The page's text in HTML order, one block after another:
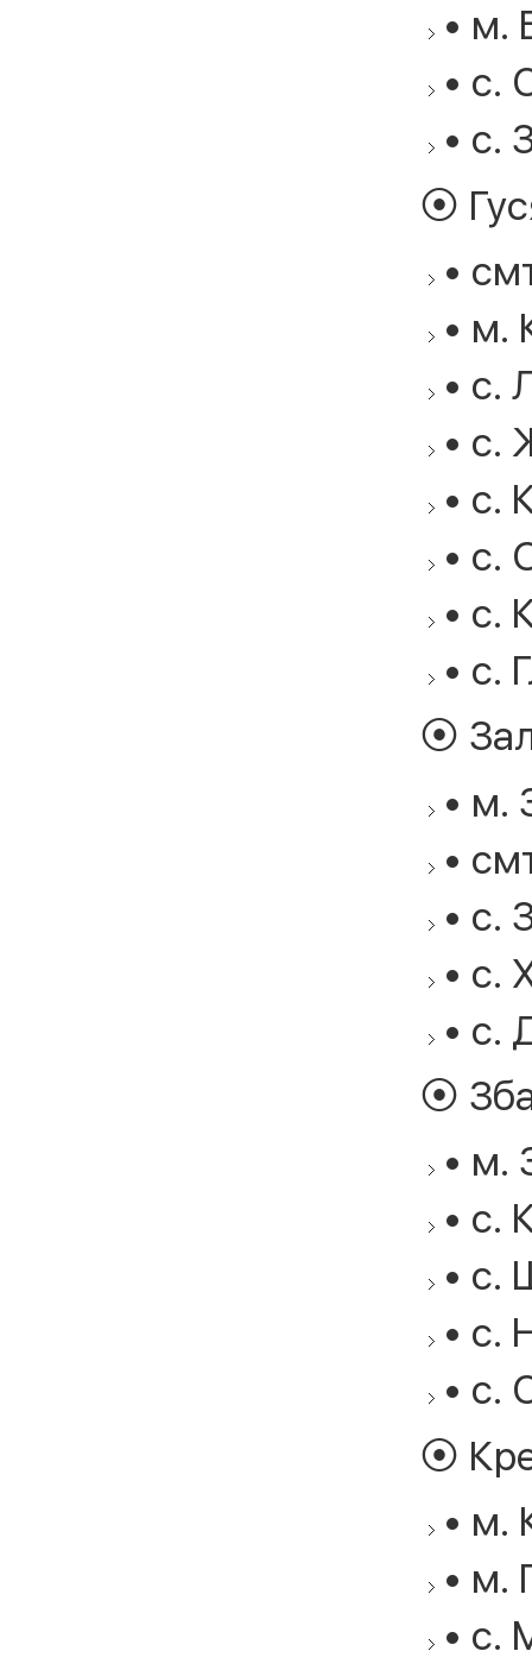
• м.
• с.
• с.
⦿
•
• м.
• с.
• с.
• с.
• с.
• с.
• с.
⦿
• м.
•
• с.
• с.
• с.
⦿
• м.
• с.
• с.
• с.
• с.
⦿
• м.
• м.
• с.